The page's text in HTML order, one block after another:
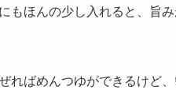
もほんの少し入れると、旨
ればめんつゆができるけど